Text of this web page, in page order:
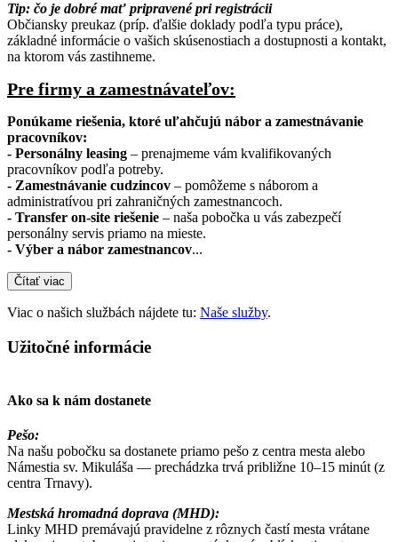
Tip: čo je dobré mať pripravené pri registrácii
Občiansky preukaz (príp. ďalšie doklady podľa typu práce),
základné informácie o vašich skúsenostiach a dostupnosti a kontakt,
na ktorom vás zastihneme.
Pre firmy a zamestnávateľov:
Ponúkame riešenia, ktoré uľahčujú nábor a zamestnávanie
pracovníkov:
- Personálny leasing – prenajmeme vám kvalifikovaných
pracovníkov podľa potreby.
- Zamestnávanie cudzincov – pomôžeme s náborom a
administratívou pri zahraničných zamestnancoch.
- Transfer on-site riešenie – naša pobočka u vás zabezpečí
personálny servis priamo na mieste.
- Výber a nábor zamestnancov...
Čítať viac
Viac o našich službách nájdete tu: Naše služby.
Užitočné informácie
Ako sa k nám dostanete
Pešo:
Na našu pobočku sa dostanete priamo pešo z centra mesta alebo
Námestia sv. Mikuláša — prechádzka trvá približne 10–15 minút (z
centra Trnavy).
Mestská hromadná doprava (MHD):
Linky MHD premávajú pravidelne z rôznych častí mesta vrátane